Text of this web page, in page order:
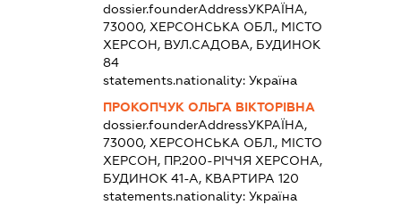
dossier.founderAddressУКРАЇНА,
73000, ХЕРСОНСЬКА ОБЛ., МІСТО
ХЕРСОН, ВУЛ.САДОВА, БУДИНОК
84
statements.nationality:Україна
ПРОКОПЧУК ОЛЬГА ВІКТОРІВНА
dossier.founderAddressУКРАЇНА,
73000, ХЕРСОНСЬКА ОБЛ., МІСТО
ХЕРСОН, ПР.200-РІЧЧЯ ХЕРСОНА,
БУДИНОК 41-А, КВАРТИРА 120
statements.nationality:Україна